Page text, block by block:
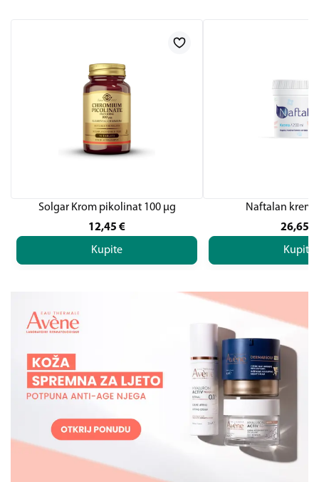
Solgar Krom pikolinat 100 μg
12,45 €
Kupite
Naftalan
26,65
Kupite